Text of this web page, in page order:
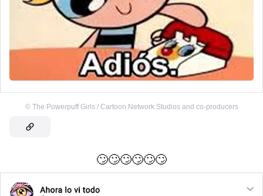
© The Powerpuff Girls / Cartoon Network Studios and co-producers
🙄🙄🙄🙄🙄🙄